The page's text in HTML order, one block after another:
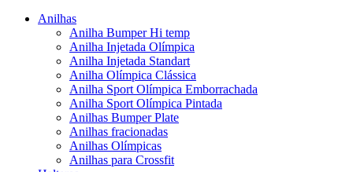
Anilhas
Anilha Bumper Hi temp
Anilha Injetada Olímpica
Anilha Injetada Standart
Anilha Olímpica Clássica
Anilha Sport Olímpica Emborrachada
Anilha Sport Olímpica Pintada
Anilhas Bumper Plate
Anilhas fracionadas
Anilhas Olímpicas
Anilhas para Crossfit